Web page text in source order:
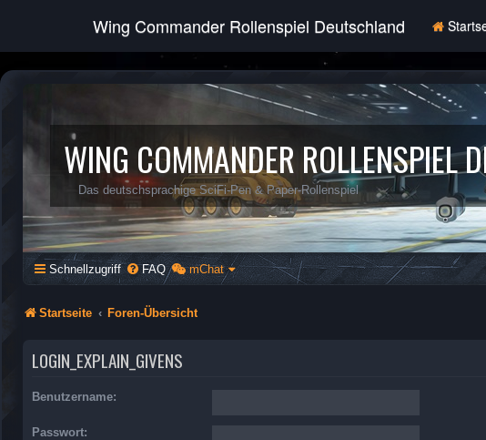
Wing Commander Rollenspiel Deutschland
WING COMMANDER ROLLENSPIEL
Das deutschsprachige SciFi-Pen & Paper-Rollenspiel
Schnellzugriff FAQ mChat
Startseite Foren-Übersicht
LOGIN_EXPLAIN_GIVENS
Benutzername:
Passwort: